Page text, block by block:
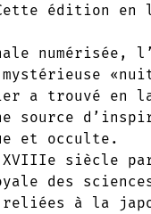
édition en
numérisée,
a trouvé en
source
et occulte.
siècle par
des
reliées à la